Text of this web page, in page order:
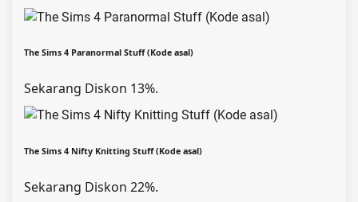
The Sims 4 Paranormal Stuff (Kode asal)
Sekarang Diskon 13%.
The Sims 4 Nifty Knitting Stuff (Kode asal)
Sekarang Diskon 22%.